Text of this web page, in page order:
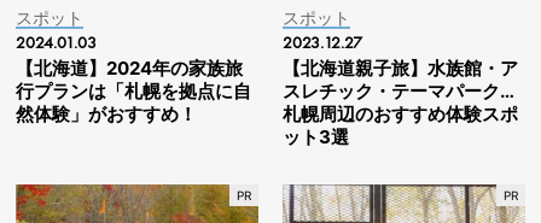
スポット
2024.01.03
【北海道】2024年の家族旅
行プランは「札幌を拠点に自
然体験」がおすすめ！
スポット
2023.12.27
【北海道親子旅】水族館・ア
スレチック・テーマパーク…
札幌周辺のおすすめ体験スポ
ット3選